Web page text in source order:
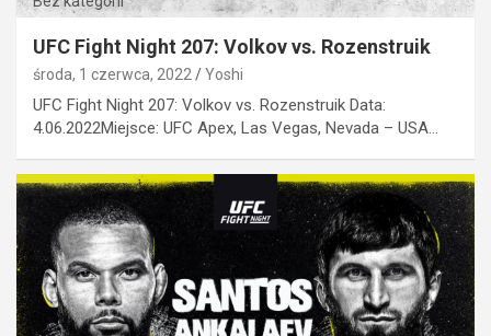
UFC Fight Night 207: Volkov vs. Rozenstruik
środa, 1 czerwca, 2022 Yoshi
UFC Fight Night 207: Volkov vs. Rozenstruik Data:
4.06.2022Miejsce: UFC Apex, Las Vegas, Nevada – USA…